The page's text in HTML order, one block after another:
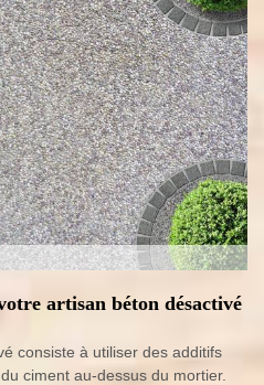
artisan béton désactivé
consiste à utiliser des additifs
ciment au-dessus du mortier.